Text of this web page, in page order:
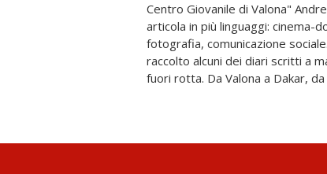
Centro Giovanile di Valona"
articola in più linguaggi: cinema-
fotografia, comunicazione
raccolto alcuni dei diari scritti a
fuori rotta. Da Valona a Dakar,
migranti che spesso sono
Porto Marghera, da Rosà a
riflettere sul mondo da cui la